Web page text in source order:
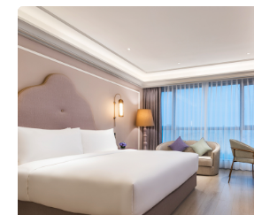
Más información